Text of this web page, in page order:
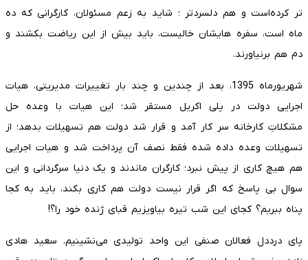
تر کرده‌است و هم دلسردتر ؛ شاید به زعم مسئولان، کارگرانی که ده
ماه است، سفره هایشان خالیست، باید بیش از این ریاضت بکشند و
دم هم برنیاورند.
شهریورماه 1395، بعد از چندین و چند بار تغییرات مدیریتی، هیات
اجرایی دولت در پلی اکریل مستقر شد؛ این هیات با وعده حل
مشکلاتِ کارخانه سر کار آمد و قرار شد دولت هم تسهیلات بدهد؛ از
تسهیلات وعده داده شده فقط نصف آن پرداخت شد و هیات اجرایی
هم هیچ کاری از پیش نبرد؛ کارگران ماندند و یک دنیا سرگردانی و این
سوال بی پاسخ که اگر قرار نیست دولت هم کاری بکند، باید به کجا
پناه ببریم؟ کجای این شب تیره بیاویزیم قبای ژنده خود را؟!
پای درددل فعالان صنفی این واحد تولیدی می‌نشینیم. سعید هادی